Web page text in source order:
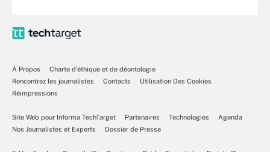
À Propos
Charte d’éthique et de déontologie
Rencontrez les journalistes
Contacts
Utilisation Des Cookies
Réimpressions
Site Web pour Informa TechTarget Partenaires Technologies
Agenda
Nos Journalistes et Experts
Dossier de Presse